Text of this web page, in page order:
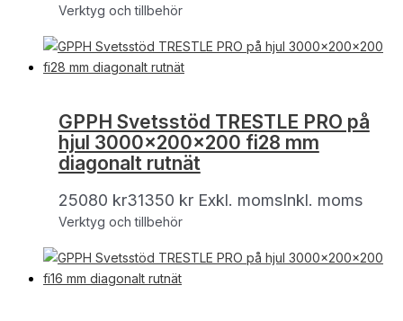
Verktyg och tillbehör
GPPH Svetsstöd TRESTLE PRO på
hjul 3000x200x200 fi28 mm
diagonalt rutnät
25080 kr31350 kr Exkl. momsInkl. moms
Verktyg och tillbehör